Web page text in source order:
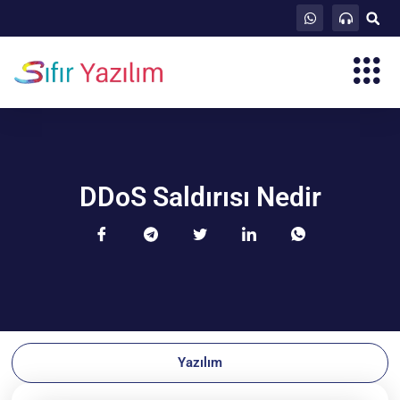
DDoS Saldırısı Nedir
Yazılım